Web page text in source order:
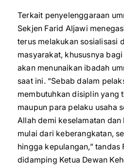
Terkait penyelenggaraan
Sekjen Farid Aljawi
terus melakukan sosialisasi
masyarakat, khususnya
akan menunaikan ibadah
saat ini. “Sebab dalam
membutuhkan disiplin yang
maupun para pelaku usaha
Allah demi keselamatan
mulai dari keberangkatan,
hingga kepulangan,”
didamping Ketua Dewan